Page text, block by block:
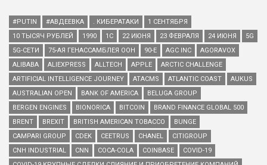
#PUTIN #АВДЕЕВКА . КИБЕРАТАКИ
1 СЕНТЯБРЯ
10 ТЫСЯЧ РУБЛЕЙ
1990 1С 22 ИЮНЯ 23 ФЕВРАЛЯ 24 ИЮНЯ
5G
5G-СЕТИ
75-АЯ ГЕНАССАМБЛЕЯ ООН 90-Е AGC INC
AGORAVOX
ALIBABA
ALIEXPRESS ALLTECH APPLE
ARCTIC CHALLENGE
ARTIFICIAL INTELLIGENCE JOURNEY
ATACMS ATLANTIC COAST
AUKUS
AUSTRALIAN OPEN
BANK OF AMERICA
BELUGA GROUP
BERGEN ENGINES
BIONORICA BITCOIN
BRAND FINANCE GLOBAL 500
BRENT
BREXIT BRITISH AMERICAN TOBACCO
BUNGE
CAMPARI GROUP
CDEK CEETRUS CHANEL
CITIGROUP
CNH INDUSTRIAL
CNN COCA-COLA COINBASE
COVID-19